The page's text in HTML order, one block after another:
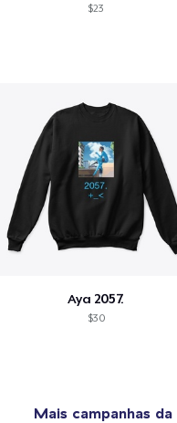
$23
Aya 2057.
$30
Mais campanhas da